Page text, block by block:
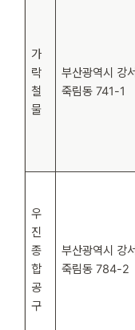
가
락
철
물
부산광역시 강
죽림동 741-1
우
진
종
합
공
구
부산광역시 강
죽림동 784-2